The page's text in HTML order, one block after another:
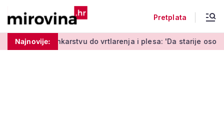
Pretplata
Najnovije:
do vrtlarenja i plesa: 'Da starije osobe ne ostavimo